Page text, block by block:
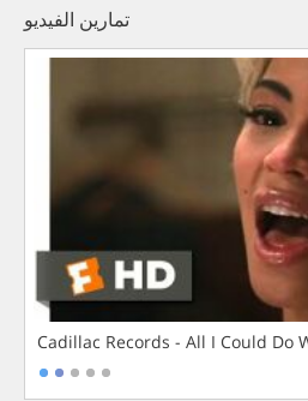
تمارين الفيديو
Cadillac Records - All I Could Do